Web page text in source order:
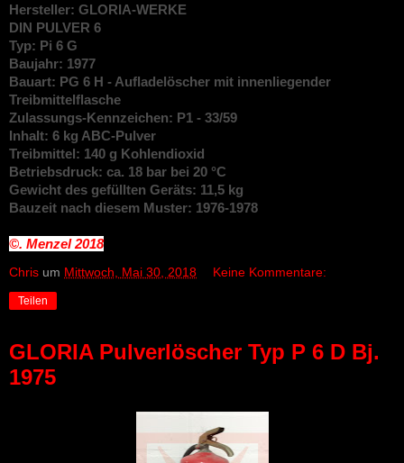
Hersteller: GLORIA-WERKE
DIN PULVER 6
Typ: Pi 6 G
Baujahr: 1977
Bauart: PG 6 H - Aufladelöscher mit innenliegender
Treibmittelflasche
Zulassungs-Kennzeichen: P1 - 33/59
Inhalt: 6 kg ABC-Pulver
Treibmittel: 140 g Kohlendioxid
Betriebsdruck: ca. 18 bar bei 20 °C
Gewicht des gefüllten Geräts: 11,5 kg
Bauzeit nach diesem Muster: 1976-1978
©. Menzel2018
Chris um Mittwoch, Mai 30, 2018 Keine Kommentare:
Teilen
GLORIA Pulverlöscher Typ P 6 D Bj.
1975